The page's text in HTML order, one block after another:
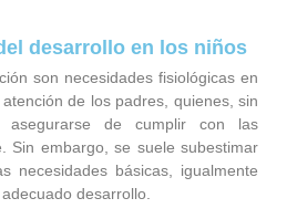
desarrollo en los niños
son necesidades fisiológicas en
de los padres, quienes, sin
asegurarse de cumplir con las
Sin embargo, se suele subestimar
necesidades básicas, igualmente
desarrollo.